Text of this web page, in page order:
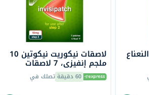
لاصقات نيكوريت نيكوتين 10
ملجم إنفيزي، 7 لاصقات
60 دقيقة تصلك في